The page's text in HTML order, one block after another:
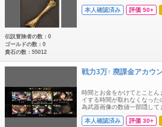
す。 引き継ぎコードが使用
本人確認済み 評価 50+
伝説冒険者の数：0
ゴールドの数：0
貴石の数：55012
戦力3万↑ 廃課金アカウ
時間とお金をかけてとこと
イする時間が取れなくなっ
為武器画像の数値一部隠し
てます FFコラボの選択配布
本人確認済み 評価 30+